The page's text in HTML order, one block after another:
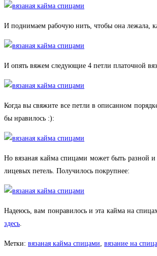
И поднимаем рабочую нить, чтобы она лежала,
И опять вяжем следующие 4 петли платочной
Когда вы свяжите все петли в описанном
бы нравилось :):
Но вязаная кайма спицами может быть разной
лицевых петель. Получилось покрупнее:
Надеюсь, вам понравилось и эта кайма на
здесь.
Метки: вязаная кайма спицами, вязание на